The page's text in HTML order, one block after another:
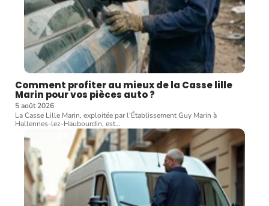
Comment profiter au mieux de la Casse lille
Marin pour vos pièces auto ?
5 août 2026
La Casse Lille Marin, exploitée par l'Établissement Guy Marin à
Hallennes-lez-Haubourdin, est…